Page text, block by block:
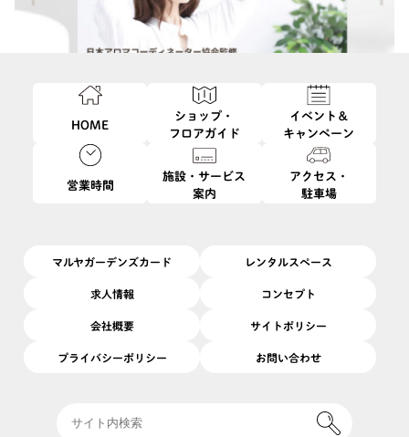
HOME
ショップ・
フロアガイド
イベント＆
キャンペーン
営業時間
施設・サービス
案内
アクセス・
駐車場
マルヤガーデンズカード レンタルスペース
求人情報 コンセプト
会社概要 サイトポリシー
プライバシーポリシー お問い合わせ
このイベントは終了しました